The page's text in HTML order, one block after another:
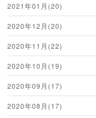
2021年01月(20)
2020年12月(20)
2020年11月(22)
2020年10月(19)
2020年09月(17)
2020年08月(17)